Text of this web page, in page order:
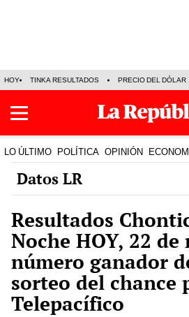
HOY TINKA RESULTADOS PRECIO DEL DÓLAR
LO ÚLTIMO POLÍTICA OPINIÓN
Datos LR
Resultados
Noche HOY, 22 de
número ganador
sorteo del chance
Telepacífico